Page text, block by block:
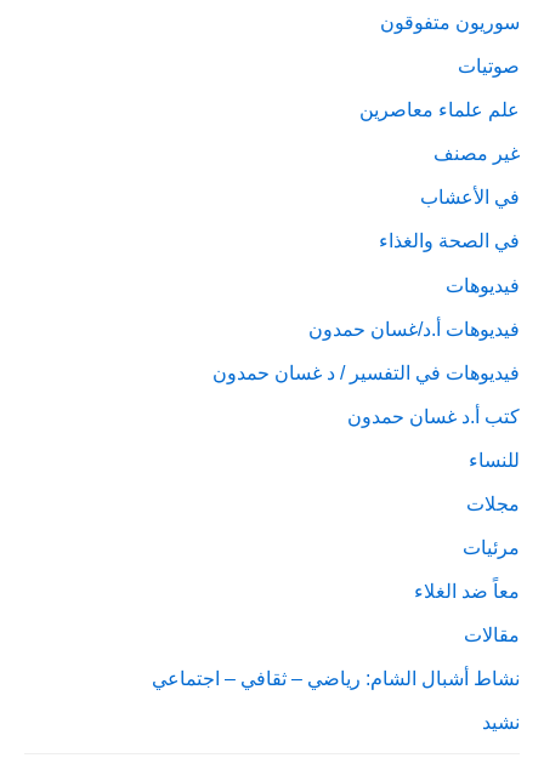
سوريون متفوقون
صوتيات
علم علماء معاصرين
غير مصنف
في الأعشاب
في الصحة والغذاء
فيديوهات
فيديوهات أ.د/غسان حمدون
فيديوهات في التفسير / د غسان حمدون
كتب أ.د غسان حمدون
للنساء
مجلات
مرئيات
معاً ضد الغلاء
مقالات
نشاط أشبال الشام: رياضي – ثقافي – اجتماعي
نشيد